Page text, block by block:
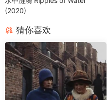
(2020)
猜你喜欢